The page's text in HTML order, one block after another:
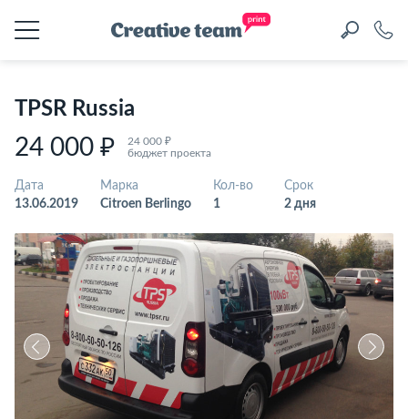
TPSR Russia
24 000 ₽
24 000 ₽
бюджет проекта
Дата
13.06.2019
Марка
Citroen Berlingo
Кол-во
1
Срок
2 дня